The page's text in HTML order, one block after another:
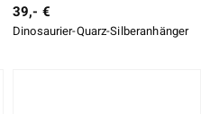
39,- €
Dinosaurier-Quarz-Silberanhänger